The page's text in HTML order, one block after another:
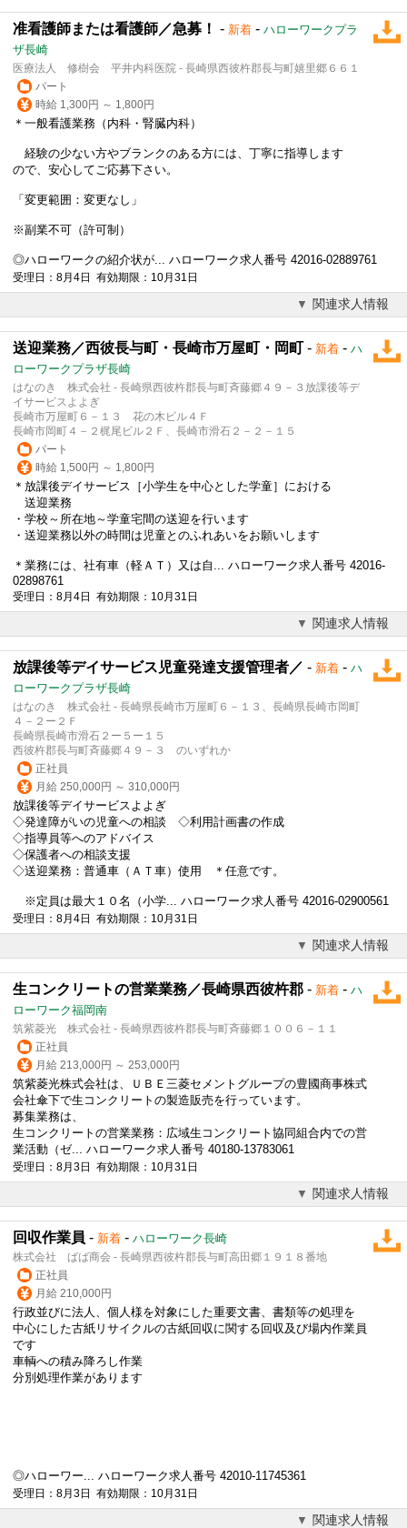
准看護師または看護師／急募！ - 新着 - ハローワークプラ
ザ長崎
医療法人 修樹会 平井内科医院 - 長崎県西彼杵郡長与町嬉里郷６６１
パート
時給 1,300円 ～ 1,800円
＊一般看護業務（内科・腎臓内科）
経験の少ない方やブランクのある方には、丁寧に指導します
ので、安心してご応募下さい。
「変更範囲：変更なし」
※副業不可（許可制）
◎ハローワークの紹介状が... ハローワーク求人番号 42016-02889761
受理日：8月4日 有効期限：10月31日
関連求人情報
送迎業務／西彼長与町・長崎市万屋町・岡町- 新着 - ハ
ローワークプラザ長崎
はなのき 株式会社 - 長崎県西彼杵郡長与町斉藤郷４９－３放課後等デ
イサービスよよぎ
長崎市万屋町６－１３ 花の木ビル４Ｆ
長崎市岡町４－２梶尾ビル２Ｆ、長崎市滑石２－２－１５
パート
時給 1,500円 ～ 1,800円
＊放課後デイサービス［小学生を中心とした学童］における
送迎業務
・学校～所在地～学童宅間の送迎を行います
・送迎業務以外の時間は児童とのふれあいをお願いします
＊業務には、社有車（軽ＡＴ）又は自... ハローワーク求人番号 42016-
02898761
受理日：8月4日 有効期限：10月31日
関連求人情報
放課後等デイサービス児童発達支援管理者／ - 新着 - ハ
ローワークプラザ長崎
はなのき 株式会社 - 長崎県長崎市万屋町６－１３、長崎県長崎市岡町
４－２ー２Ｆ
長崎県長崎市滑石２ー５ー１５
西彼杵郡長与町斉藤郷４９－３ のいずれか
正社員
月給 250,000円 ～ 310,000円
放課後等デイサービスよよぎ
◇発達障がいの児童への相談 ◇利用計画書の作成
◇指導員等へのアドバイス
◇保護者への相談支援
◇送迎業務：普通車（ＡＴ車）使用 ＊任意です。
※定員は最大１０名（小学... ハローワーク求人番号 42016-02900561
受理日：8月4日 有効期限：10月31日
関連求人情報
生コンクリートの営業業務／長崎県西彼杵郡 - 新着 - ハ
ローワーク福岡南
筑紫菱光 株式会社 - 長崎県西彼杵郡長与町斉藤郷１００６－１１
正社員
月給 213,000円 ～ 253,000円
筑紫菱光株式会社は、ＵＢＥ三菱セメントグループの豊國商事株式
会社傘下で生コンクリートの製造販売を行っています。
募集業務は、
生コンクリートの営業業務：広域生コンクリート協同組合内での営
業活動（ゼ... ハローワーク求人番号 40180-13783061
受理日：8月3日 有効期限：10月31日
関連求人情報
回収作業員 - 新着 - ハローワーク長崎
株式会社 ばば商会 - 長崎県西彼杵郡長与町高田郷１９１８番地
正社員
月給 210,000円
行政並びに法人、個人様を対象にした重要文書、書類等の処理を
中心にした古紙リサイクルの古紙回収に関する回収及び場内作業員
です
車輌への積み降ろし作業
分別処理作業があります
◎ハローワー... ハローワーク求人番号 42010-11745361
受理日：8月3日 有効期限：10月31日
関連求人情報